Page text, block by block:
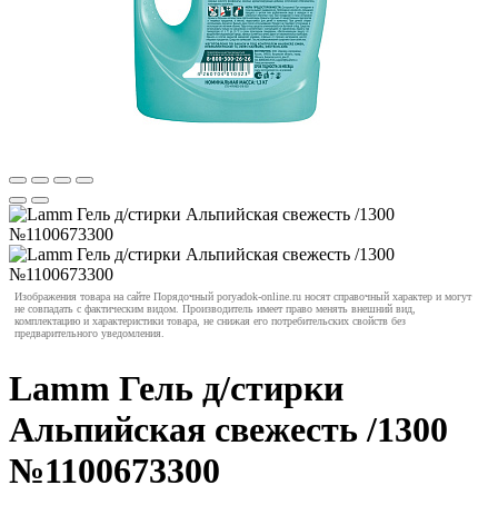
Изображения товара на сайте Порядочный poryadok-online.ru носят справочный характер и могут
не совпадать с фактическим видом. Производитель имеет право менять внешний вид,
комплектацию и характеристики товара, не снижая его потребительских свойств без
предварительного уведомления.
Lamm Гель д/стирки
Альпийская свежесть /1300
№1100673300